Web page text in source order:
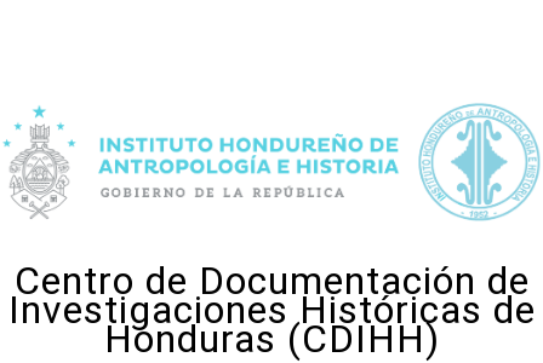
Centro de Documentación de
Investigaciones Históricas de
Honduras (CDIHH)